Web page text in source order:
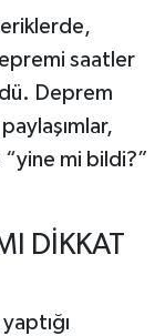
saatler
Deprem
“yine mi bildi?”
DİKKAT